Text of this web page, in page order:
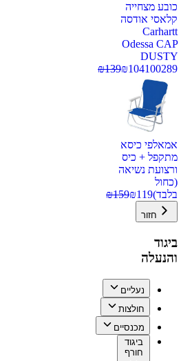
כובע מצחייה
קלאסי אודסה
Carhartt
Odessa CAP
DUSTY
100289
₪104
₪139
אמאלפי כיסא
מתקפל + כיס
ורצועת נשיאה
(כחול
בלבד)
₪119
₪159
חזור
ביגוד
והנעלה
נעליים
חולצות
מכנסיים
ביגוד
חורף